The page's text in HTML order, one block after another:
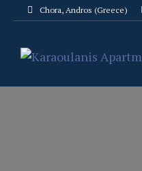
Chora, Andros (Greece)